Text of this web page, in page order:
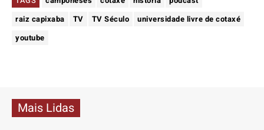
raiz capixaba
TV TV Século
universidade livre de cotaxé
youtube
Mais Lidas